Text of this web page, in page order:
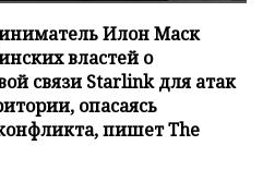
Илон Маск
властей о
связи Starlink для атак
опасаясь
пишет The